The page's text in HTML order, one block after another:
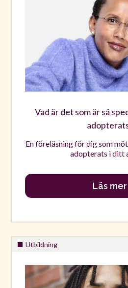
Vad är det som är så
En föreläsning för dig som
adopterats i ditt
Läs mer
Utbildning